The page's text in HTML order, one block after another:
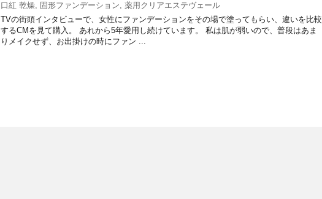
口紅 乾燥, 固形ファンデーション, 薬用クリアエステヴェール
TVの街頭インタビューで、女性にファンデーションをその場で塗ってもらい、違いを比較
するCMを見て購入。 あれから5年愛用し続けています。 私は肌が弱いので、普段はあま
りメイクせず、お出掛けの時にファン ...